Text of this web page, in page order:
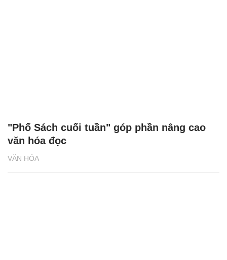
VĂN HÓA
"Phố Sách cuối tuần" góp phần nâng cao
văn hóa đọc